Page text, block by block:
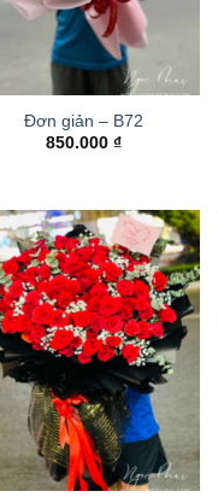
Đơn giản – B72
850.000 ₫